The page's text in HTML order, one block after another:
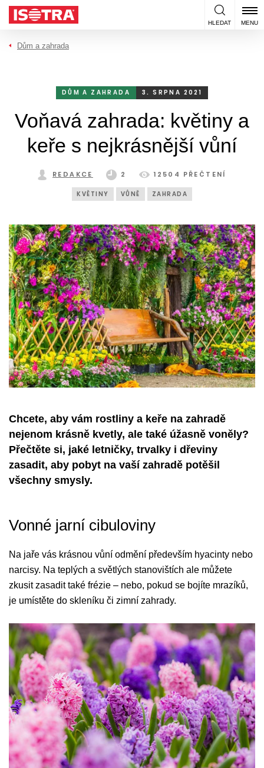
Přeskočit na obsah
HLEDAT MENU
Dům a zahrada
DŮM A ZAHRADA 3. SRPNA 2021
Voňavá zahrada: květiny a
keře s nejkrásnější vůní
REDAKCE 2 12504 PŘEČTENÍ
KVĚTINY VŮNĚ ZAHRADA
Chcete, aby vám rostliny a keře na zahradě
nejenom krásně kvetly, ale také úžasně voněly?
Přečtěte si, jaké letničky, trvalky i dřeviny
zasadit, aby pobyt na vaší zahradě potěšil
všechny smysly.
Vonné jarní cibuloviny
Na jaře vás krásnou vůní odmění především hyacinty nebo
narcisy. Na teplých a světlých stanovištích ale můžete
zkusit zasadit také frézie – nebo, pokud se bojíte mrazíků,
je umístěte do skleníku či zimní zahrady.